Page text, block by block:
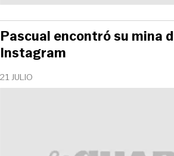
21 JULIO
Pascual encontró su mina
Instagram